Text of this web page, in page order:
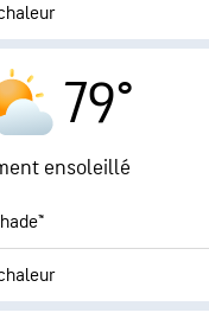
79°
ensoleillé